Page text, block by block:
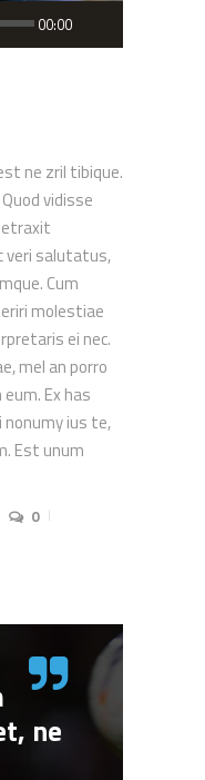
00:00
ne zril tibique.
vidisse
veri salutatus,
Cum
molestiae
ei nec.
mel an porro
Ex has
ius te,
Est unum
0
ne